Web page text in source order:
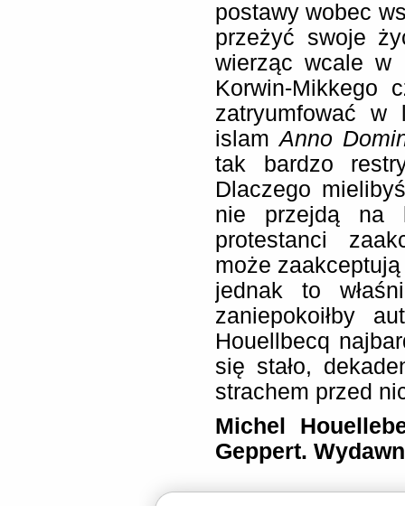
postawy wobec
przeżyć swoje
wierząc wcale w
Korwin-Mikkego
zatryumfować
islamAnno
tak bardzo
Dlaczego
nie przejdą na
protestanci
może
jednak to
zaniepokoiłby
Houellbecq
się stało,
strachem przed
Michel
Geppert.